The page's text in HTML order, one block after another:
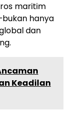
maritim
hanya
dan
Keadilan